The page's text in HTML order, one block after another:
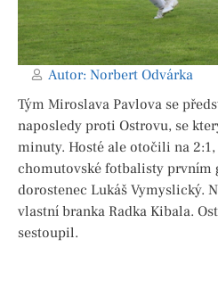
Autor: Norbert Odvárka
Tým Miroslava Pavlova se
naposledy proti Ostrovu, se
minuty. Hosté ale otočili na
chomutovské fotbalisty prvním
dorostenec Lukáš Vymyslický.
vlastní branka Radka Kibala.
sestoupil.